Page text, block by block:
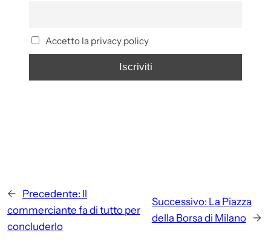
Accetto la privacy policy
← Precedente: Il
commerciante fa di tutto per
concluderlo
Successivo: La Piazza
della Borsa di Milano
→